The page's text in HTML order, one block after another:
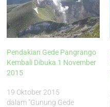
Pendakian Gede Pangrango
Kembali Dibuka 1 November
2015
19 Oktober 2015
dalam "Gunung Gede